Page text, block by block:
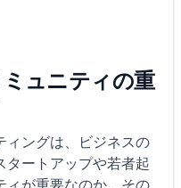
ュニティの重
ィングは、ビジネスの
タートアップや若者起